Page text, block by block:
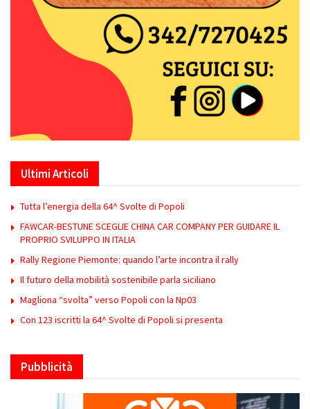
Ultimi Articoli
Tutta l’energia della 64^ Svolte di Popoli
FAWCAR-BESTUNE SCEGLIE CHINA CAR COMPANY PER GUIDARE IL
PROPRIO SVILUPPO IN ITALIA
Rally Regione Piemonte: quando l’arte incontra il rally
Il futuro della mobilità sostenibile parla siciliano
Magliona “svolta” verso Popoli con la Np03
Con 123 iscritti la 64^ Svolte di Popoli si presenta
Pubblicità